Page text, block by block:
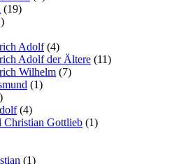
(19)
Adolf(4)
Adolf der Ältere (11)
Wilhelm (7)
(1)
(4)
Christian Gottlieb (1)
(1)